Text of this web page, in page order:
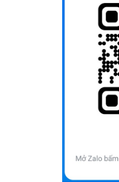
Tích cực
thảo Bộ
chức cơ
(24/07/
Quy định
thông
(13/11/